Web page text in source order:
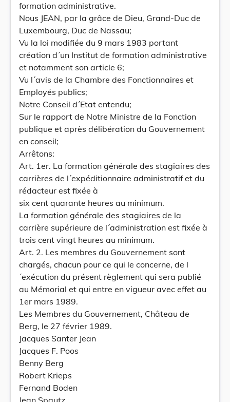
formation administrative.
Nous JEAN, par la grâce de Dieu, Grand-Duc de
Luxembourg, Duc de Nassau;
Vu la loi modifiée du 9 mars 1983 portant
création d´un Institut de formation administrative
et notamment son article 6;
Vu l´avis de la Chambre des Fonctionnaires et
Employés publics;
Notre Conseil d´Etat entendu;
Sur le rapport de Notre Ministre de la Fonction
publique et après délibération du Gouvernement
en conseil;
Arrêtons:
Art. 1er. La formation générale des stagiaires des
carrières de l´expéditionnaire administratif et du
rédacteur est fixée à
six cent quarante heures au minimum.
La formation générale des stagiaires de la
carrière supérieure de l´administration est fixée à
trois cent vingt heures au minimum.
Art. 2. Les membres du Gouvernement sont
chargés, chacun pour ce qui le concerne, de l
´exécution du présent règlement qui sera publié
au Mémorial et qui entre en vigueur avec effet au
1er mars 1989.
Les Membres du Gouvernement, Château de
Berg, le 27 février 1989.
Jacques Santer Jean
Jacques F. Poos
Benny Berg
Robert Krieps
Fernand Boden
Jean Spautz